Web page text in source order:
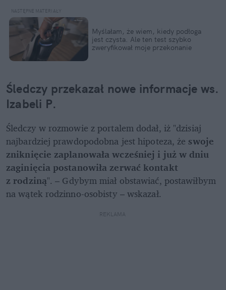
Myślałam, że wiem, kiedy podłoga
jest czysta. Ale ten test szybko
zweryfikował moje przekonanie
Śledczy przekazał nowe informacje ws.
Izabeli P.
Śledczy w rozmowie z portalem dodał, iż "dzisiaj
najbardziej prawdopodobna jest hipoteza, że swoje
zniknięcie zaplanowała wcześniej i już w dniu
zaginięcia postanowiła zerwać kontakt
z rodziną". – Gdybym miał obstawiać, postawiłbym
na wątek rodzinno-osobisty – wskazał.
REKLAMA